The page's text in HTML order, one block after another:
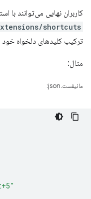
کاربران نهایی می‌توانند با
shortcuts
ترکیب کلیدهای دلخواه خود
مثال:
مانیفست.json: